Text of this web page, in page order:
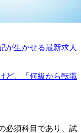
が生かせる最新求人
ど、「何級から転職
必須科目であり、試